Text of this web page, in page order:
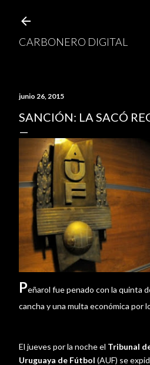
CARBONERO DIGITAL
junio 26, 2015
SANCIÓN: LA SACÓ
Peñarol fue penado con la quinta
cancha y una multa económica por
El jueves por la noche el Tribunal
Uruguaya de Fútbol (AUF) se